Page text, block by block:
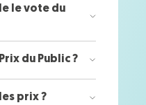
le vote du
du Public ?
prix ?